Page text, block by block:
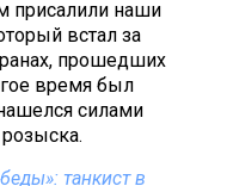
присалили наши
встал за
прошедших
время был
силами
танкист в